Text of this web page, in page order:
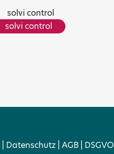
solvi control
Datenschutz AGB DSGVO